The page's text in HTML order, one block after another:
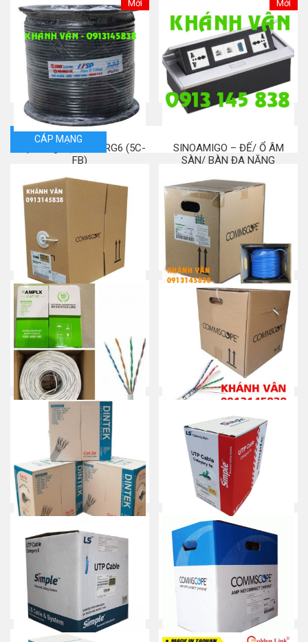
Cáp đồng trục RG6 Alantek
Mua ngay
Cáp đồng trục ANDES
Mua ngay
Mới
Cáp đồng trục Sino RG6 (5C-
FB)
Mua ngay
Mới
SINOAMIGO – ĐẾ/ Ổ ÂM
SÀN/ BÀN ĐA NĂNG
Mua ngay
CÁP MẠNG
Commscope CAT 5e
Mua ngay
Commscope/AMP CAT 6
Mua ngay
Cáp mạng AMPLX Cat 5e
Mua ngay
Cáp mạng Commscope Cat
5e chống nhiễu (STP)
Mua ngay
Cáp mạng Dintek Cat 5e
Mua ngay
Cáp mạng LS Cat5e
Mua ngay